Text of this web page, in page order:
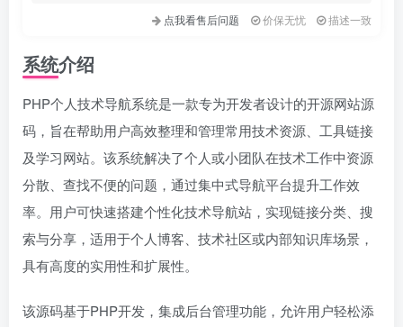
点我看售后问题
价保无忧 描述一致
系统介绍
PHP个人技术导航系统是一款专为开发者设计的开源网站源
码，旨在帮助用户高效整理和管理常用技术资源、工具链接
及学习网站。该系统解决了个人或小团队在技术工作中资源
分散、查找不便的问题，通过集中式导航平台提升工作效
率。用户可快速搭建个性化技术导航站，实现链接分类、搜
索与分享，适用于个人博客、技术社区或内部知识库场景，
具有高度的实用性和扩展性。
该源码基于PHP开发，集成后台管理功能，允许用户轻松添